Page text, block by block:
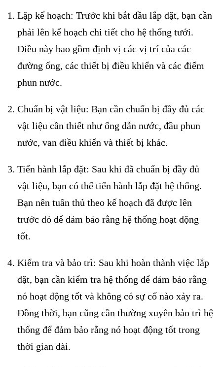
Lập kế hoạch: Trước khi bắt đầu lắp đặt, bạn cần
phải lên kế hoạch chi tiết cho hệ thống tưới.
Điều này bao gồm định vị các vị trí của các
đường ống, các thiết bị điều khiển và các điểm
phun nước.
Chuẩn bị vật liệu: Bạn cần chuẩn bị đầy đủ các
vật liệu cần thiết như ống dẫn nước, đầu phun
nước, van điều khiển và thiết bị khác.
Tiến hành lắp đặt: Sau khi đã chuẩn bị đầy đủ
vật liệu, bạn có thể tiến hành lắp đặt hệ thống.
Bạn nên tuân thủ theo kế hoạch đã được lên
trước đó để đảm bảo rằng hệ thống hoạt động
tốt.
Kiểm tra và bảo trì: Sau khi hoàn thành việc lắp
đặt, bạn cần kiểm tra hệ thống để đảm bảo rằng
nó hoạt động tốt và không có sự cố nào xảy ra.
Đồng thời, bạn cũng cần thường xuyên bảo trì hệ
thống để đảm bảo rằng nó hoạt động tốt trong
thời gian dài.